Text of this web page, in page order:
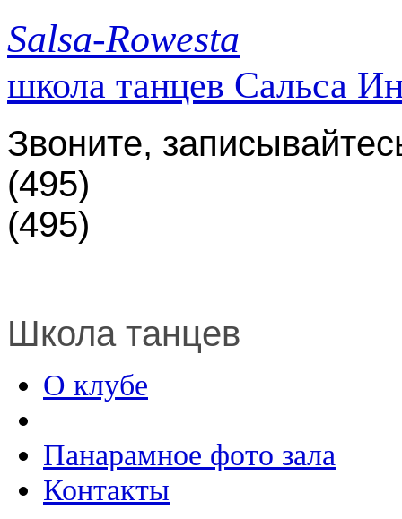
Salsa-Rowesta
школа танцев Сальса
Звоните,
(495)
(495)
Школа танцев
О клубе
Панарамное фото зала
Контакты